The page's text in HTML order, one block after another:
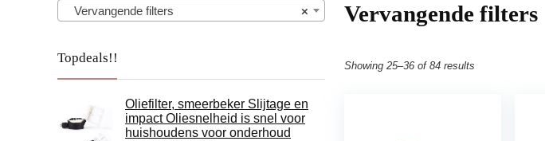
×
Vervangende filters
Topdeals!!
Oliefilter, smeerbeker Slijtage en
impact Oliesnelheid is snel voor
huishoudens voor onderhoud
Vervangende filters
Showing 25–36 of 84 results